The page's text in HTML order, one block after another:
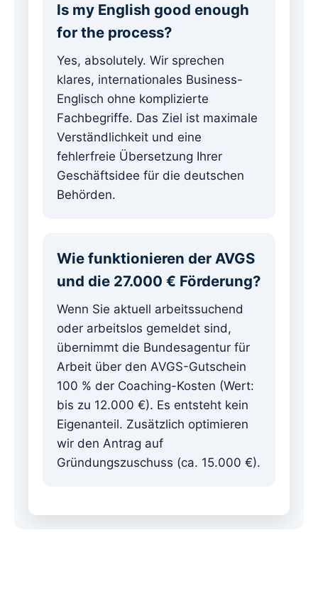
Is my English good enough
for the process?
Yes, absolutely. Wir sprechen
klares, internationales Business-
Englisch ohne komplizierte
Fachbegriffe. Das Ziel ist maximale
Verständlichkeit und eine
fehlerfreie Übersetzung Ihrer
Geschäftsidee für die deutschen
Behörden.
Wie funktionieren der AVGS
und die 27.000 € Förderung?
Wenn Sie aktuell arbeitssuchend
oder arbeitslos gemeldet sind,
übernimmt die Bundesagentur für
Arbeit über den AVGS-Gutschein
100 % der Coaching-Kosten (Wert:
bis zu 12.000 €). Es entsteht kein
Eigenanteil. Zusätzlich optimieren
wir den Antrag auf
Gründungszuschuss (ca. 15.000 €).